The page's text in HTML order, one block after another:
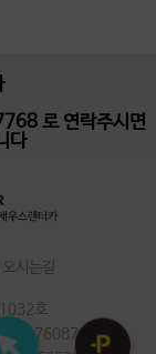
로 연락주시면
다
시는길
호
86-76087